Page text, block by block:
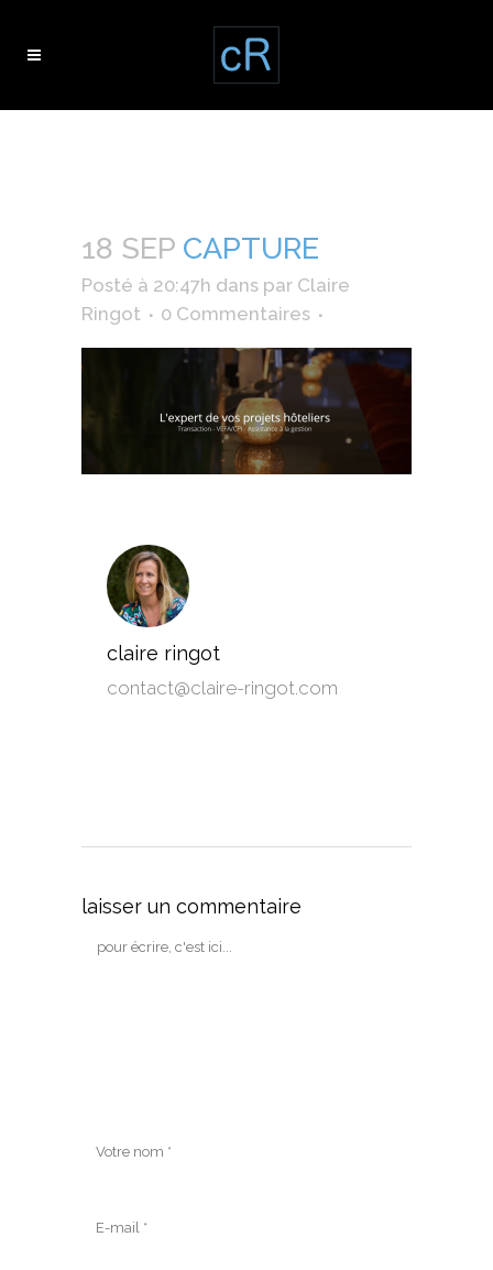
18 SEP CAPTURE
Posté à 20:47h dans par Claire
Ringot
0 Commentaires
claire ringot
contact@claire-ringot.com
laisser un commentaire